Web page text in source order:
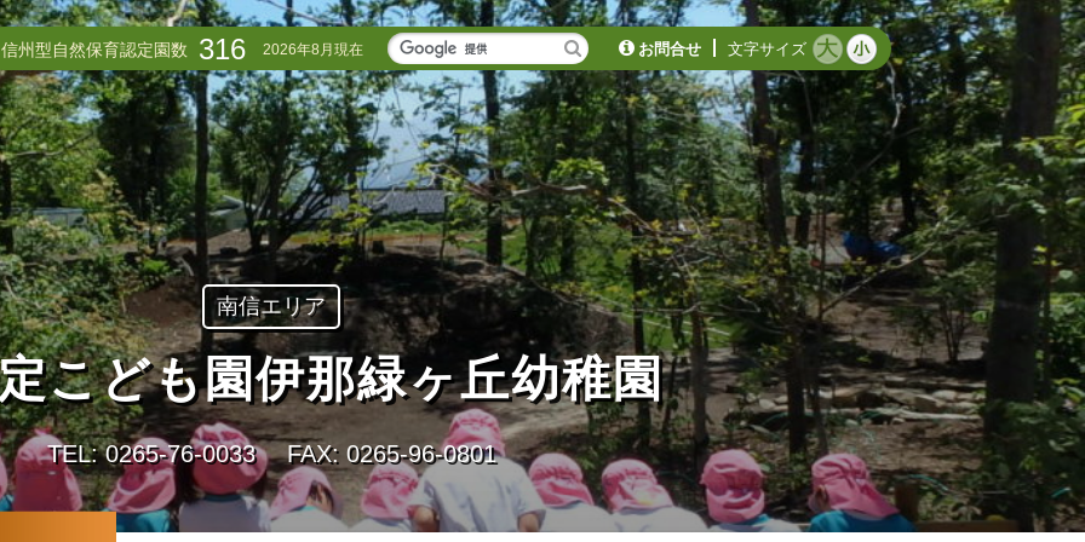
信州型自然保育認定園数 316 2026年8月現在 お問合せ 文字サイズ
南信エリア
こども園伊那緑ヶ丘幼稚園
TEL: 0265-76-0033 FAX: 0265-96-0801